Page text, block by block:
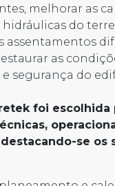
melhorar as
hidráulicas do
assentamentos
as
segurança do
foi escolhida
se os